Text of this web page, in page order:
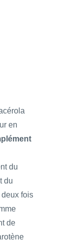
en
du
du
fois
de